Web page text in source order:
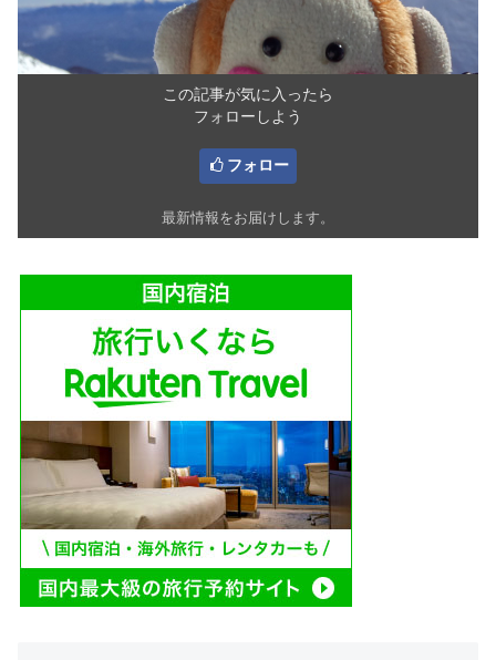
この記事が気に入ったら
フォローしよう
フォロー
最新情報をお届けします。